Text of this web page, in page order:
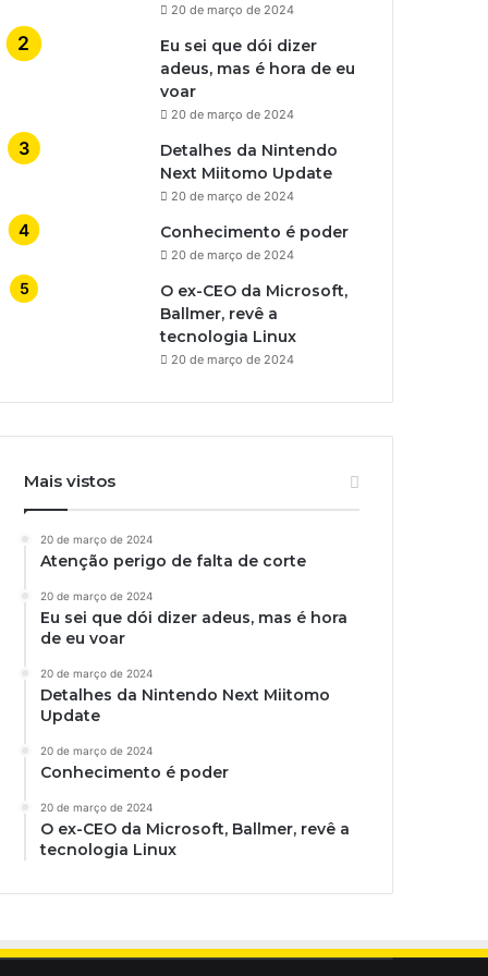
20 de março de 2024
Eu sei que dói dizer
adeus, mas é hora de eu
voar
20 de março de 2024
Detalhes da Nintendo
Next Miitomo Update
20 de março de 2024
Conhecimento é poder
20 de março de 2024
O ex-CEO da Microsoft,
Ballmer, revê a
tecnologia Linux
20 de março de 2024
Mais vistos
20 de março de 2024
Atenção perigo de falta de corte
20 de março de 2024
Eu sei que dói dizer adeus, mas é hora
de eu voar
20 de março de 2024
Detalhes da Nintendo Next Miitomo
Update
20 de março de 2024
Conhecimento é poder
20 de março de 2024
O ex-CEO da Microsoft, Ballmer, revê a
tecnologia Linux